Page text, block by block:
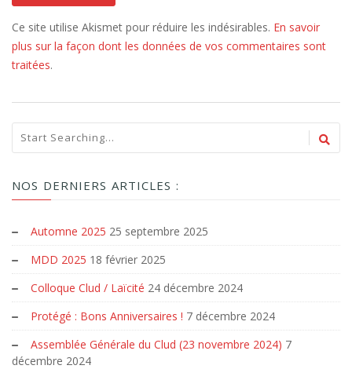
Ce site utilise Akismet pour réduire les indésirables. En savoir
plus sur la façon dont les données de vos commentaires sont
traitées.
NOS DERNIERS ARTICLES :
Automne 2025 25 septembre 2025
MDD 2025 18 février 2025
Colloque Clud / Laïcité 24 décembre 2024
Protégé : Bons Anniversaires ! 7 décembre 2024
Assemblée Générale du Clud (23 novembre 2024) 7
décembre 2024